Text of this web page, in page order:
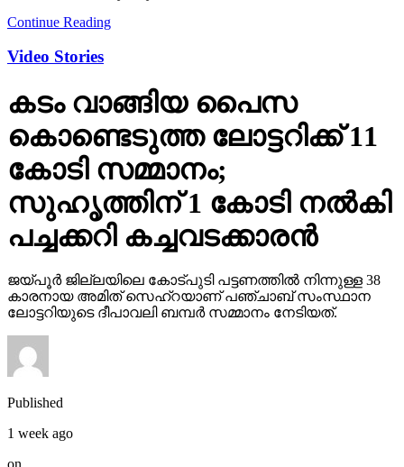
Continue Reading
Video Stories
കടം വാങ്ങിയ പൈസ
കൊണ്ടെടുത്ത ലോട്ടറിക്ക് 11
കോടി സമ്മാനം;
സുഹൃത്തിന് 1 കോടി നല്‍കി
പച്ചക്കറി കച്ചവടക്കാരന്‍
ജയ്പൂര്‍ ജില്ലയിലെ കോട്പുടി പട്ടണത്തില്‍ നിന്നുള്ള 38
കാരനായ അമിത് സെഹ്‌റയാണ് പഞ്ചാബ് സംസ്ഥാന
ലോട്ടറിയുടെ ദീപാവലി ബമ്പര്‍ സമ്മാനം നേടിയത്.
Published
1 week ago
on